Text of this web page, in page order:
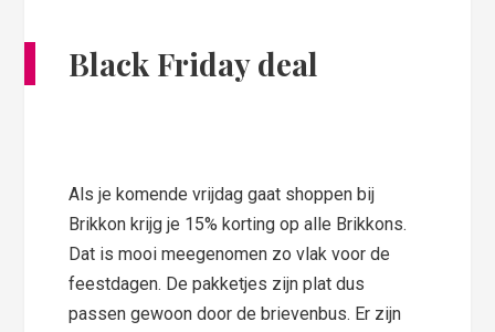
Black Friday deal
Als je komende vrijdag gaat shoppen bij
Brikkon krijg je 15% korting op alle Brikkons.
Dat is mooi meegenomen zo vlak voor de
feestdagen. De pakketjes zijn plat dus
passen gewoon door de brievenbus. Er zijn